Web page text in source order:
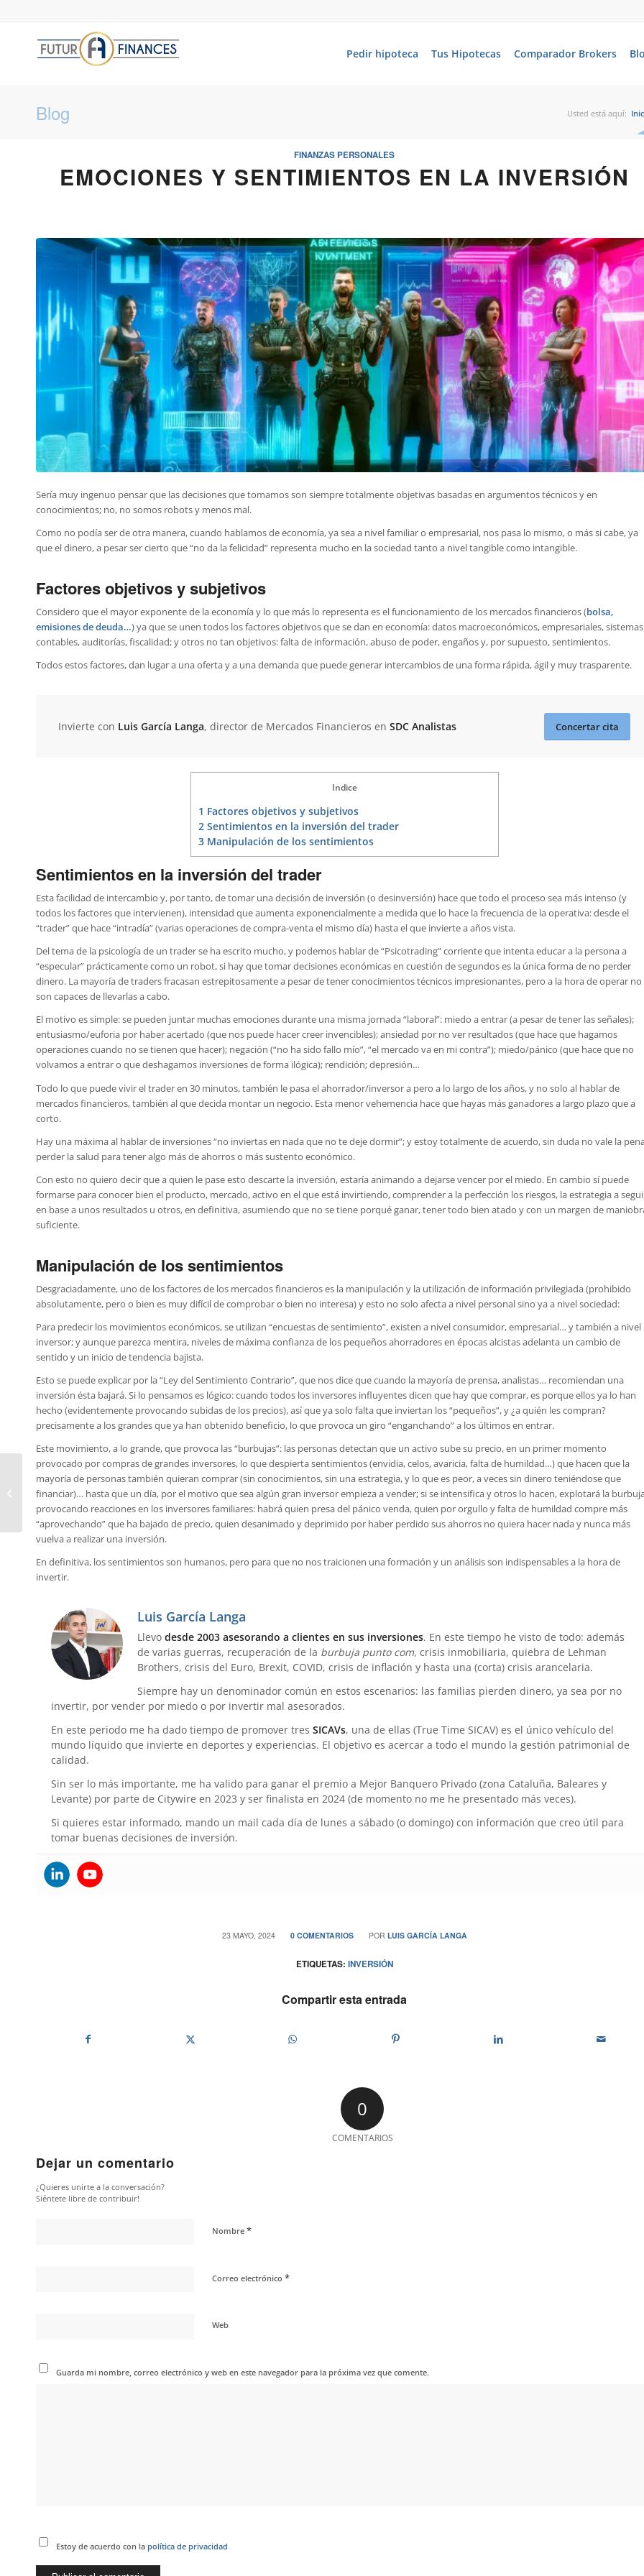
Pedir hipoteca Tus Hipotecas Comparador Brokers
Blog Usted está aquí:
FINANZAS PERSONALES
EMOCIONES Y SENTIMIENTOS EN LA INVERSIÓN
Sería muy ingenuo pensar que las decisiones que tomamos son siempre totalmente objetivas basadas en argumentos técnicos y en
conocimientos; no, no somos robots y menos mal.
Como no podía ser de otra manera, cuando hablamos de economía, ya sea a nivel familiar o empresarial, nos pasa lo mismo, o más si cabe, ya
que el dinero, a pesar ser cierto que “no da la felicidad” representa mucho en la sociedad tanto a nivel tangible como intangible.
Factores objetivos y subjetivos
Considero que el mayor exponente de la economía y lo que más lo representa es el funcionamiento de los mercados financieros (bolsa,
emisiones de deuda…) ya que se unen todos los factores objetivos que se dan en economía: datos macroeconómicos, empresariales, sistemas
contables, auditorías, fiscalidad; y otros no tan objetivos: falta de información, abuso de poder, engaños y, por supuesto, sentimientos.
Todos estos factores, dan lugar a una oferta y a una demanda que puede generar intercambios de una forma rápida, ágil y muy trasparente.
Invierte con Luis García Langa, director de Mercados Financieros en SDC Analistas Concertar cita
Indice
1 Factores objetivos y subjetivos
2Sentimientos en la inversión del trader
3Manipulación de los sentimientos
Sentimientos en la inversión del trader
Esta facilidad de intercambio y, por tanto, de tomar una decisión de inversión (o desinversión) hace que todo el proceso sea más intenso (y
todos los factores que intervienen), intensidad que aumenta exponencialmente a medida que lo hace la frecuencia de la operativa: desde el
“trader” que hace “intradía” (varias operaciones de compra-venta el mismo día) hasta el que invierte a años vista.
Del tema de la psicología de un trader se ha escrito mucho, y podemos hablar de “Psicotrading” corriente que intenta educar a la persona a
“especular” prácticamente como un robot, si hay que tomar decisiones económicas en cuestión de segundos es la única forma de no perder
dinero. La mayoría de traders fracasan estrepitosamente a pesar de tener conocimientos técnicos impresionantes, pero a la hora de operar no
son capaces de llevarlas a cabo.
El motivo es simple: se pueden juntar muchas emociones durante una misma jornada “laboral”: miedo a entrar (a pesar de tener las señales);
entusiasmo/euforia por haber acertado (que nos puede hacer creer invencibles); ansiedad por no ver resultados (que hace que hagamos
operaciones cuando no se tienen que hacer); negación (“no ha sido fallo mío”, “el mercado va en mi contra”); miedo/pánico (que hace que no
volvamos a entrar o que deshagamos inversiones de forma ilógica); rendición; depresión…
Todo lo que puede vivir el trader en 30 minutos, también le pasa el ahorrador/inversor a pero a lo largo de los años, y no solo al hablar de
mercados financieros, también al que decida montar un negocio. Esta menor vehemencia hace que hayas más ganadores a largo plazo que a
corto.
Hay una máxima al hablar de inversiones “no inviertas en nada que no te deje dormir”; y estoy totalmente de acuerdo, sin duda no vale la
perder la salud para tener algo más de ahorros o más sustento económico.
Con esto no quiero decir que a quien le pase esto descarte la inversión, estaría animando a dejarse vencer por el miedo. En cambio sí puede
formarse para conocer bien el producto, mercado, activo en el que está invirtiendo, comprender a la perfección los riesgos, la estrategia a
en base a unos resultados u otros, en definitiva, asumiendo que no se tiene porqué ganar, tener todo bien atado y con un margen de
suficiente.
Manipulación de los sentimientos
Desgraciadamente, uno de los factores de los mercados financieros es la manipulación y la utilización de información privilegiada (prohibido
absolutamente, pero o bien es muy difícil de comprobar o bien no interesa) y esto no solo afecta a nivel personal sino ya a nivel sociedad:
Para predecir los movimientos económicos, se utilizan “encuestas de sentimiento”, existen a nivel consumidor, empresarial… y también a nivel
inversor; y aunque parezca mentira, niveles de máxima confianza de los pequeños ahorradores en épocas alcistas adelanta un cambio de
sentido y un inicio de tendencia bajista.
Esto se puede explicar por la “Ley del Sentimiento Contrario”, que nos dice que cuando la mayoría de prensa, analistas… recomiendan una
inversión ésta bajará. Si lo pensamos es lógico: cuando todos los inversores influyentes dicen que hay que comprar, es porque ellos ya lo han
hecho (evidentemente provocando subidas de los precios), así que ya solo falta que inviertan los “pequeños”, y ¿a quién les compran?
precisamente a los grandes que ya han obtenido beneficio, lo que provoca un giro “enganchando” a los últimos en entrar.
Este movimiento, a lo grande, que provoca las “burbujas”: las personas detectan que un activo sube su precio, en un primer momento
provocado por compras de grandes inversores, lo que despierta sentimientos (envidia, celos, avaricia, falta de humildad…) que hacen que la
mayoría de personas también quieran comprar (sin conocimientos, sin una estrategia, y lo que es peor, a veces sin dinero teniéndose que
financiar)… hasta que un día, por el motivo que sea algún gran inversor empieza a vender; si se intensifica y otros lo hacen, explotará la
provocando reacciones en los inversores familiares: habrá quien presa del pánico venda, quien por orgullo y falta de humildad compre más
“aprovechando” que ha bajado de precio, quien desanimado y deprimido por haber perdido sus ahorros no quiera hacer nada y nunca más
vuelva a realizar una inversión.
En definitiva, los sentimientos son humanos, pero para que no nos traicionen una formación y un análisis son indispensables a la hora de
invertir.
Luis García Langa
Llevo desde 2003 asesorando a clientes en sus inversiones. En este tiempo he visto de todo: además
de varias guerras, recuperación de la burbuja punto com, crisis inmobiliaria, quiebra de Lehman
Brothers, crisis del Euro, Brexit, COVID, crisis de inflación y hasta una (corta) crisis arancelaria.
Siempre hay un denominador común en estos escenarios: las familias pierden dinero, ya sea por no
invertir, por vender por miedo o por invertir mal asesorados.
En este periodo me ha dado tiempo de promover tres SICAVs, una de ellas (True Time SICAV) es el único vehículo del
mundo líquido que invierte en deportes y experiencias. El objetivo es acercar a todo el mundo la gestión patrimonial de
calidad.
Sin ser lo más importante, me ha valido para ganar el premio a Mejor Banquero Privado (zona Cataluña, Baleares y
Levante) por parte de Citywire en 2023 y ser finalista en 2024 (de momento no me he presentado más veces).
Si quieres estar informado, mando un mail cada día de lunes a sábado (o domingo) con información que creo útil para
tomar buenas decisiones de inversión.
23 MAYO, 2024
/ 0 COMENTARIOS
/ POR LUIS GARCÍA LANGA
ETIQUETAS: INVERSIÓN
Compartir esta entrada
0
COMENTARIOS
Dejar un comentario
¿Quieres unirte a la conversación?
Siéntete libre de contribuir!
Nombre *
Correo electrónico *
Web
Guarda mi nombre, correo electrónico y web en este navegador para la próxima vez que comente.
Estoy de acuerdo con lapolítica de privacidad
Fondos y planes de
pensiones ¿son lo
mismo?